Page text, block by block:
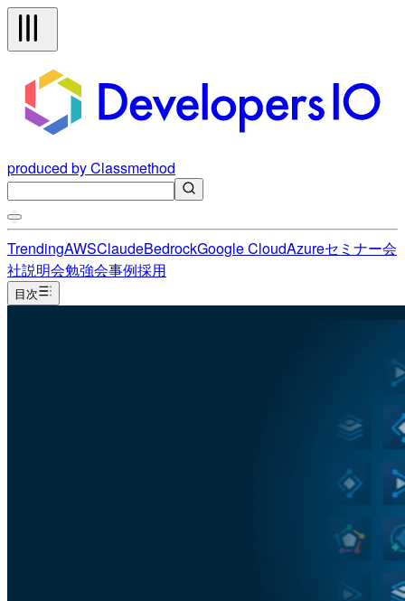
produced by Classmethod
TrendingAWSClaudeBedrockGoogle CloudAzureセミナー会
社説明会勉強会事例採用
目次